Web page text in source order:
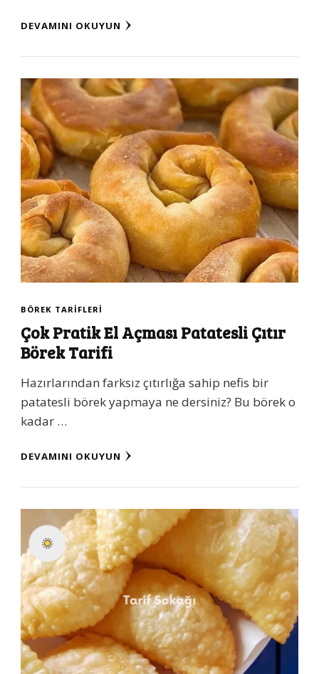
DEVAMINI OKUYUN
BÖREK TARIFLERI
Çok Pratik El Açması Patatesli Çıtır
Börek Tarifi
Hazırlarından farksız çıtırlığa sahip nefis bir
patatesli börek yapmaya ne dersiniz? Bu börek o
kadar …
DEVAMINI OKUYUN